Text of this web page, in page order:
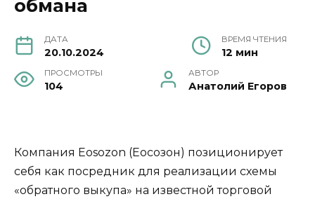
обмана
ДАТА
20.10.2024
ВРЕМЯ ЧТЕНИЯ
12 мин
ПРОСМОТРЫ
104
АВТОР
Анатолий Егоров
Компания Eosozon (Еосозон) позиционирует
себя как посредник для реализации схемы
«обратного выкупа» на известной торговой